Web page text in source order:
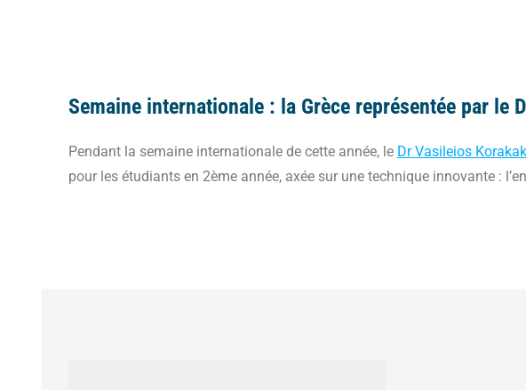
Semaine internationale : la Grèce représentée par le
Pendant la semaine internationale de cette année, le Dr Vasileios
pour les étudiants en 2ème année, axée sur une technique innovante :